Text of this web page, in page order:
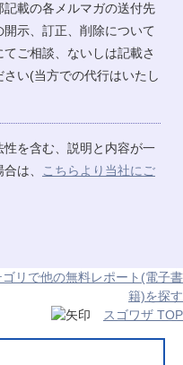
載の各メルマガの送付先
示、訂正、削除について
ご相談、ないしは記載さ
い(当方での代行はいたし
を含む、説明と内容が一
は、
こちらより当社にご
リで他の無料レポート(電子書
籍)を探す
スゴワザ TOP